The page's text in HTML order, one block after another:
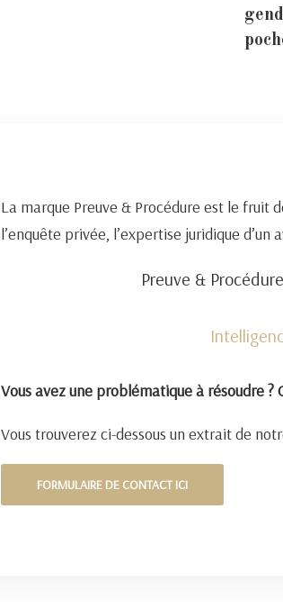
La marque Preuve & Procédure est le fruit
l’enquête privée, l’expertise juridique
Preuve &
Vous avez une problématique à résoudre
Vous trouverez ci-dessous un extrait de
FORMULAIRE DE CONTACT ICI